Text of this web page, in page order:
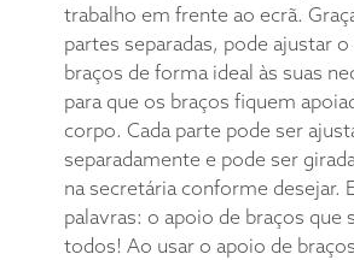
trabalho em frente ao ecrã.
partes separadas, pode ajustar
braços de forma ideal às suas
para que os braços fiquem
corpo. Cada parte pode ser
separadamente e pode ser
na secretária conforme desejar.
palavras: o apoio de braços que
todos! Ao usar o apoio de